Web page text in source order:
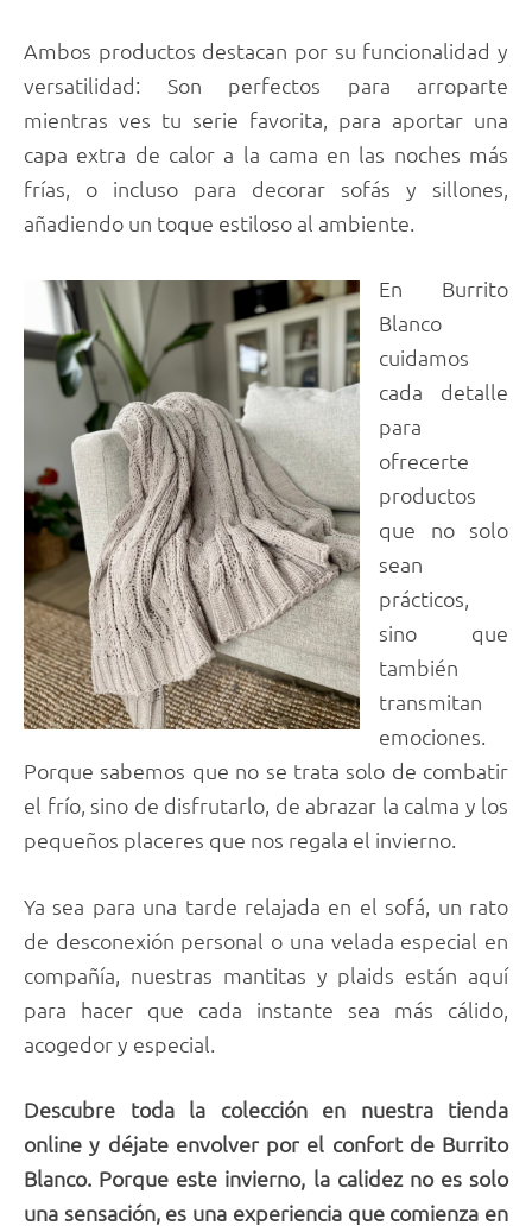
Ambos productos destacan por su funcionalidad y
versatilidad: Son perfectos para arroparte
mientras ves tu serie favorita, para aportar una
capa extra de calor a la cama en las noches más
frías, o incluso para decorar sofás y sillones,
añadiendo un toque estiloso al ambiente.
En Burrito
Blanco
cuidamos
cada detalle
para
ofrecerte
productos
que no solo
sean
prácticos,
sino que
también
transmitan
emociones.
Porque sabemos que no se trata solo de combatir
el frío, sino de disfrutarlo, de abrazar la calma y los
pequeños placeres que nos regala el invierno.
Ya sea para una tarde relajada en el sofá, un rato
de desconexión personal o una velada especial en
compañía, nuestras mantitas y plaids están aquí
para hacer que cada instante sea más cálido,
acogedor y especial.
Descubre toda la colección en nuestra tienda
online y déjate envolver por el confort de Burrito
Blanco. Porque este invierno, la calidez no es solo
una sensación, es una experiencia que comienza en